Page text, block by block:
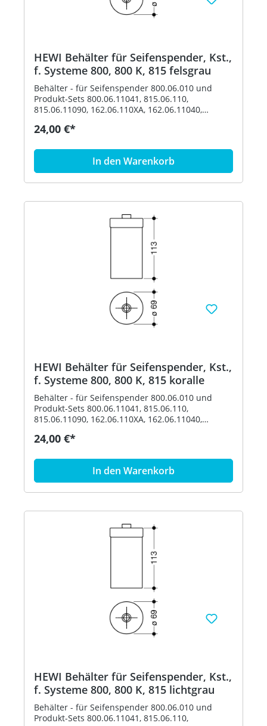
HEWI Behälter für Seifenspender, Kst.,
f. Systeme 800, 800 K, 815 felsgrau
Behälter - für Seifenspender 800.06.010 und
Produkt-Sets 800.06.11041, 815.06.110,
815.06.11090, 162.06.110XA, 162.06.11040,
900.06.00160 und 900.06.001XA - Durchmesser
Polyamid nach HEWI Farbtabelle Artikel: HEWI
24,00 €*
In den Warenkorb
HEWI Behälter für Seifenspender, Kst.,
f. Systeme 800, 800 K, 815 koralle
Behälter - für Seifenspender 800.06.010 und
Produkt-Sets 800.06.11041, 815.06.110,
815.06.11090, 162.06.110XA, 162.06.11040,
900.06.00160 und 900.06.001XA - Durchmesser
Polyamid nach HEWI Farbtabelle Artikel: HEWI
24,00 €*
In den Warenkorb
HEWI Behälter für Seifenspender, Kst.,
f. Systeme 800, 800 K, 815 lichtgrau
Behälter - für Seifenspender 800.06.010 und
Produkt-Sets 800.06.11041, 815.06.110,